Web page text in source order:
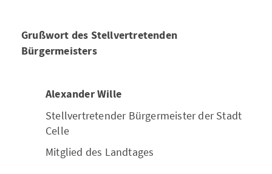
Grußwort des Stellvertretenden
Bürgermeisters
Alexander Wille
Stellvertretender Bürgermeister der Stadt
Celle
Mitglied des Landtages